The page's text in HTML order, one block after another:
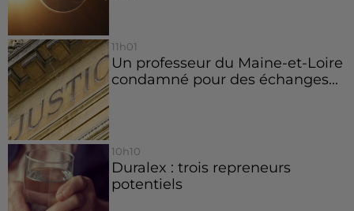
11h01
Un professeur du Maine-et-Loire
condamné pour des échanges...
10h10
Duralex : trois repreneurs
potentiels